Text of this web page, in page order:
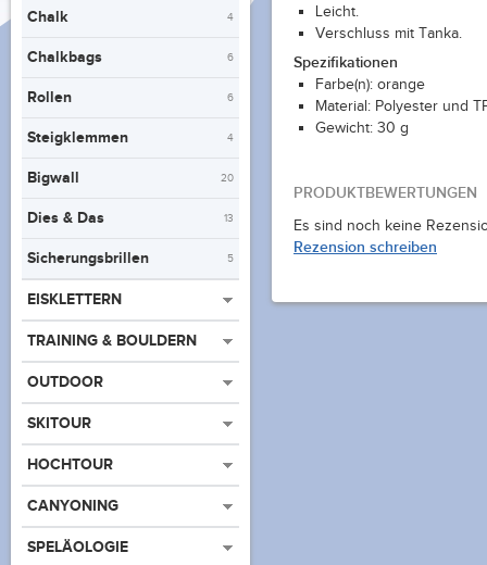
Chalk 4
Chalkbags 6
Rollen 6
Steigklemmen 4
Bigwall 20
Dies & Das 13
Sicherungsbrillen 5
EISKLETTERN
TRAINING & BOULDERN
OUTDOOR
SKITOUR
HOCHTOUR
CANYONING
SPELÄOLOGIE
Leicht.
Verschluss mit Tanka.
Spezifikationen
Farbe(n): orange
Material: Polyester und
Gewicht: 30 g
PRODUKTBEWERTUNGEN
Es sind noch keine
Rezension schreiben